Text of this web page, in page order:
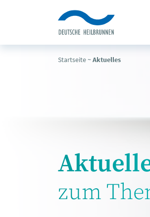
Startseite~Aktuelles
zum